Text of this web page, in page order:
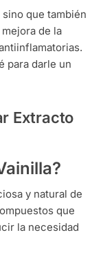
que también
de la
para darle un
Extracto
y natural de
que
la necesidad